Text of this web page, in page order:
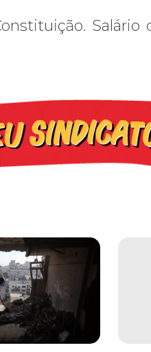
Salário
— enquanto o Conselho